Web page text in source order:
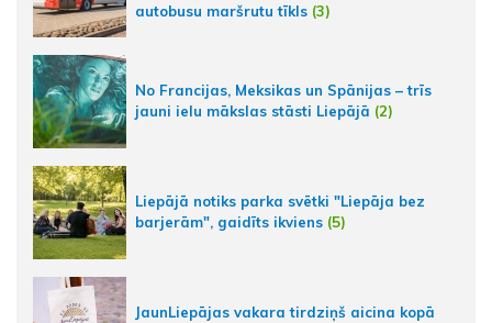
autobusu maršrutu tīkls (3)
No Francijas, Meksikas un Spānijas – trīs
jauni ielu mākslas stāsti Liepājā (2)
Liepājā notiks parka svētki "Liepāja bez
barjerām", gaidīts ikviens (5)
JaunLiepājas vakara tirdziņš aicina kopā